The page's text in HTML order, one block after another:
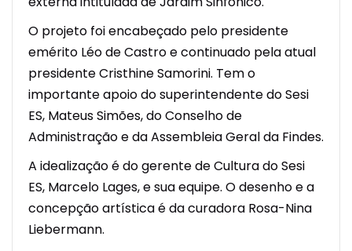
O projeto foi encabeçado pelo presidente
emérito Léo de Castro e continuado pela atual
presidente Cristhine Samorini. Tem o
importante apoio do superintendente do Sesi
ES, Mateus Simões, do Conselho de
Administração e da Assembleia Geral da Findes.
A idealização é do gerente de Cultura do Sesi
ES, Marcelo Lages, e sua equipe. O desenho e a
concepção artística é da curadora Rosa-Nina
Liebermann.